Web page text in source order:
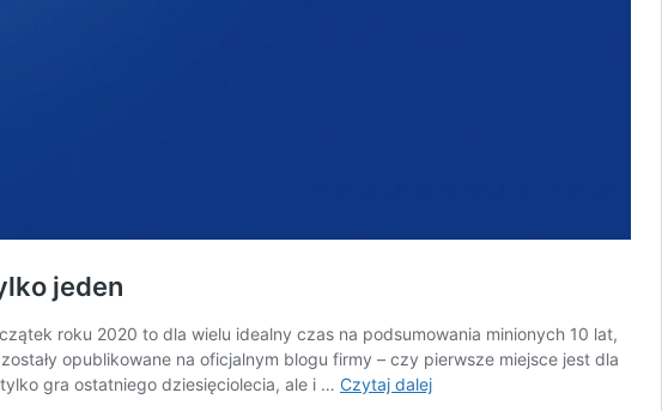
jeden
roku 2020 to dla wielu idealny czas na podsumowania minionych 10 lat,
opublikowane na oficjalnym blogu firmy – czy pierwsze miejsce jest dla
gra ostatniego dziesięciolecia, ale i … Czytaj dalejNajlepsze